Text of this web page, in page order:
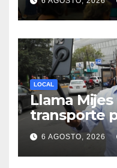
procesos
LOCAL
Llama
transporte
6 AGOSTO, 2026